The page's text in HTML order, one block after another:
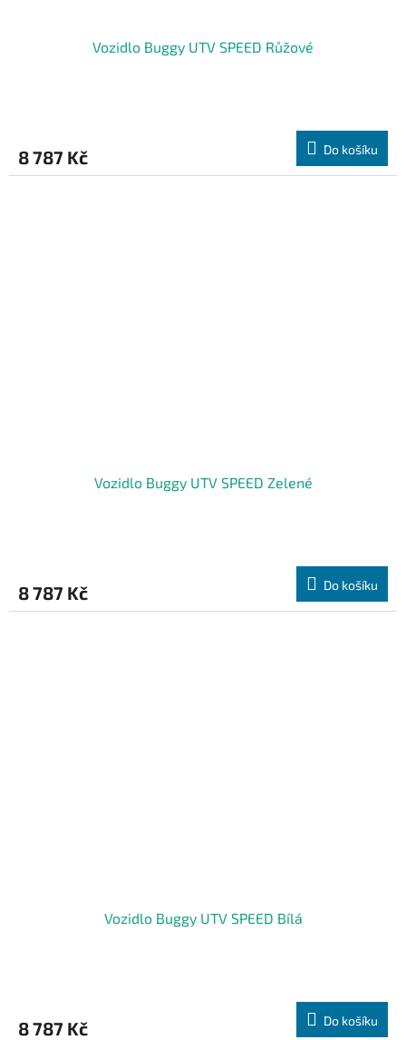
Vozidlo Buggy UTV SPEED Růžové
8 787 Kč Do košíku
Vozidlo Buggy UTV SPEED Zelené
8 787 Kč Do košíku
Vozidlo Buggy UTV SPEED Bílá
8 787 Kč Do košíku